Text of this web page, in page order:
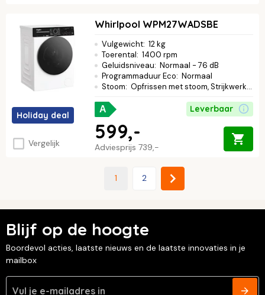
Holiday deal
Vergelijk
Whirlpool WPM27WADSBE
Vulgewicht: 12 kg
Toerental: 1400 rpm
Geluidsniveau: Normaal - 76 dB
Programmaduur Eco: Normaal
Stoom: Opfrissen met stoom, Strijkwerk verminderen
A Leverbaar
Adviesprijs 739,-
599,-
1 2
Blijf op de hoogte
Boordevol acties, laatste nieuws en de laatste innovaties in je
mailbox